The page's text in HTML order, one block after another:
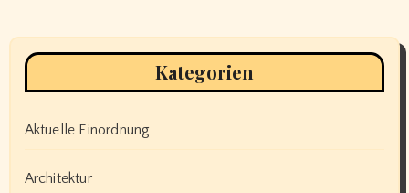
Kategorien
Aktuelle Einordnung
Architektur